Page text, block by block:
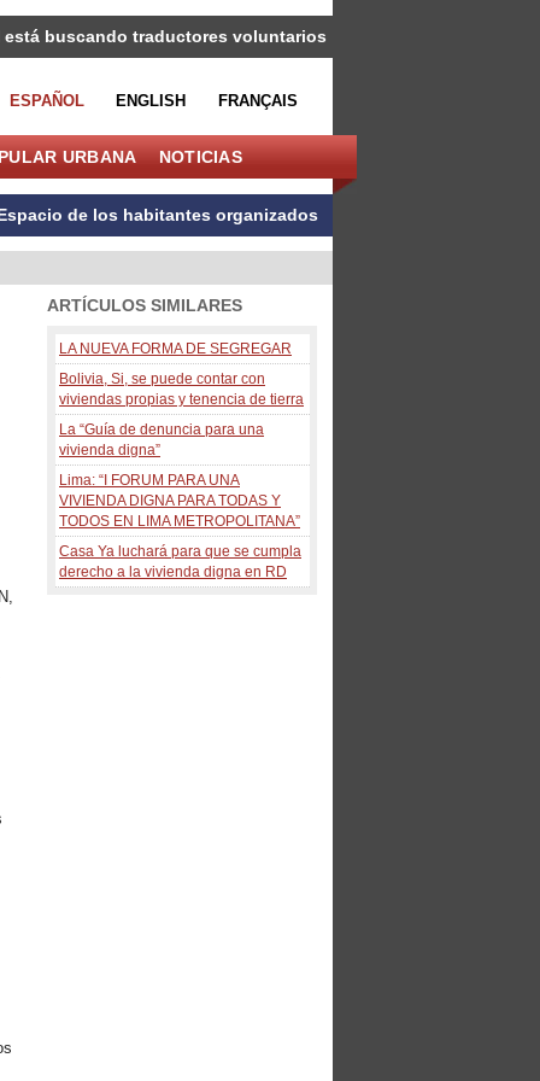
está buscando traductores voluntarios
ESPAÑOL ENGLISH FRANÇAIS
URBANA NOTICIAS
de los habitantes organizados
ARTÍCULOS SIMILARES
LA NUEVA FORMA DE SEGREGAR
Bolivia, Si, se puede contar con
viviendas propias y tenencia de tierra
La “Guía de denuncia para una
vivienda digna”
Lima: “I FORUM PARA UNA
VIVIENDA DIGNA PARA TODAS Y
TODOS EN LIMA METROPOLITANA”
Casa Ya luchará para que se cumpla
derecho a la vivienda digna en RD